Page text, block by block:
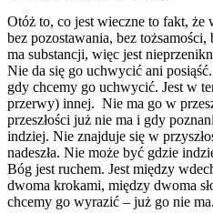
Otóż to, co jest wieczne to fakt, że
bez pozostawania, bez
ma substancji, więc jest
Nie da się go uchwycić ani
gdy chcemy go uchwycić. Jest w
przerwy) innej. Nie ma go w
przeszłości już nie ma i gdy
indziej. Nie znajduje się w
nadeszła. Nie może być gdzie
Bóg jest ruchem. Jest między
dwoma krokami, między dwoma
chcemy go wyrazić – już go nie